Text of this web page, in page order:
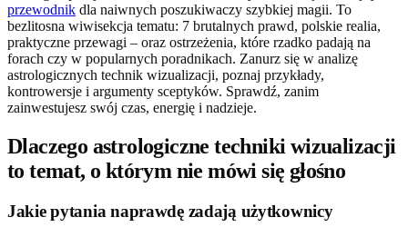
przewodnik dla naiwnych poszukiwaczy szybkiej magii. To
bezlitosna wiwisekcja tematu: 7 brutalnych prawd, polskie realia,
praktyczne przewagi – oraz ostrzeżenia, które rzadko padają na
forach czy w popularnych poradnikach. Zanurz się w analizę
astrologicznych technik wizualizacji, poznaj przykłady,
kontrowersje i argumenty sceptyków. Sprawdź, zanim
zainwestujesz swój czas, energię i nadzieje.
Dlaczego astrologiczne techniki wizualizacji
to temat, o którym nie mówi się głośno
Jakie pytania naprawdę zadają użytkownicy